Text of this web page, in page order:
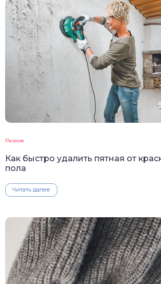
Разное
Как быстро удалить пятная от
пола
Читать далее